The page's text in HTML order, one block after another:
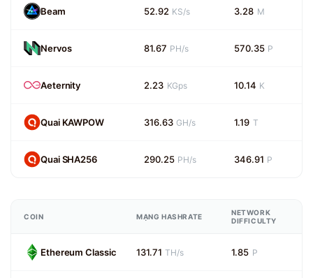
Beam 52.92 KS/s 3.28 M
Nervos 81.67 PH/s 570.35 P
Aeternity 2.23 KGps 10.14 K
Quai KAWPOW 316.63 GH/s 1.19 T
Quai SHA256 290.25 PH/s 346.91 P
COIN MẠNG HASHRATE
NETWORK
DIFFICULTY
Ethereum Classic 131.71 TH/s 1.85 P